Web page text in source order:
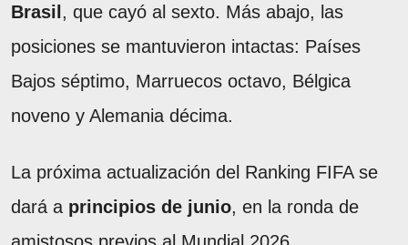
Brasil , que cayó al sexto. Más abajo, las
posiciones se mantuvieron intactas: Países
Bajos séptimo, Marruecos octavo, Bélgica
noveno y Alemania décima.
La próxima actualización del Ranking FIFA se
dará a principios de junio, en la ronda de